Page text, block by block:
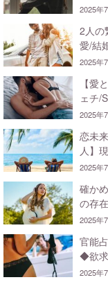
2025年
2人の
愛/結
2025年
【愛
ェチ/
2025年
恋未
人】
2025年
確か
の存
2025年
官能
◆欲
2025年